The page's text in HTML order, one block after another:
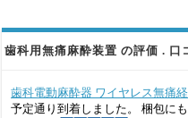
歯科用無痛麻酔装置 の評価 . 口
歯科電動麻酔器 ワイヤレス無痛
予定通り到着しました。 梱包に